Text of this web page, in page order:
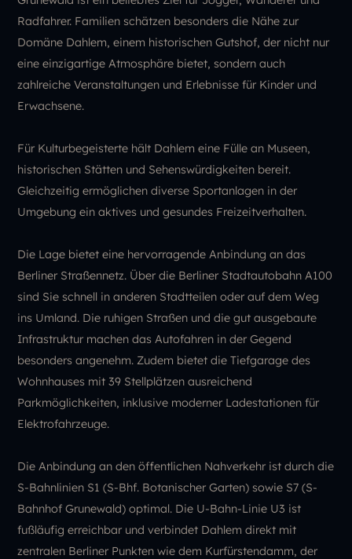
Radfahrer. Familien schätzen besonders die Nähe zur
Domäne Dahlem, einem historischen Gutshof, der nicht nur
eine einzigartige Atmosphäre bietet, sondern auch
zahlreiche Veranstaltungen und Erlebnisse für Kinder und
Erwachsene.
Für Kulturbegeisterte hält Dahlem eine Fülle an Museen,
historischen Stätten und Sehenswürdigkeiten bereit.
Gleichzeitig ermöglichen diverse Sportanlagen in der
Umgebung ein aktives und gesundes Freizeitverhalten.
Die Lage bietet eine hervorragende Anbindung an das
Berliner Straßennetz. Über die Berliner Stadtautobahn A100
sind Sie schnell in anderen Stadtteilen oder auf dem Weg
ins Umland. Die ruhigen Straßen und die gut ausgebaute
Infrastruktur machen das Autofahren in der Gegend
besonders angenehm. Zudem bietet die Tiefgarage des
Wohnhauses mit 39 Stellplätzen ausreichend
Parkmöglichkeiten, inklusive moderner Ladestationen für
Elektrofahrzeuge.
Die Anbindung an den öffentlichen Nahverkehr ist durch die
S-Bahnlinien S1 (S-Bhf. Botanischer Garten) sowie S7 (S-
Bahnhof Grunewald) optimal. Die U-Bahn-Linie U3 ist
fußläufig erreichbar und verbindet Dahlem direkt mit
zentralen Berliner Punkten wie dem Kurfürstendamm, der